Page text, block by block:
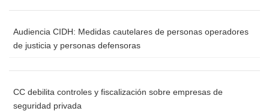
Audiencia CIDH: Medidas cautelares de personas operadores
de justicia y personas defensoras
CC debilita controles y fiscalización sobre empresas de
seguridad privada